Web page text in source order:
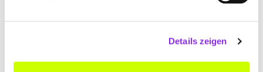
Details zeigen